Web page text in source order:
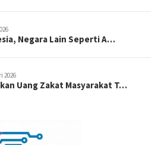
Negara Lain Seperti A…
2026
Uang Zakat Masyarakat T…